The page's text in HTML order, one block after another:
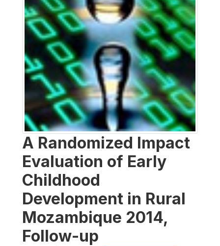
A Randomized Impact
Evaluation of Early
Childhood
Development in Rural
Mozambique 2014,
Follow-up